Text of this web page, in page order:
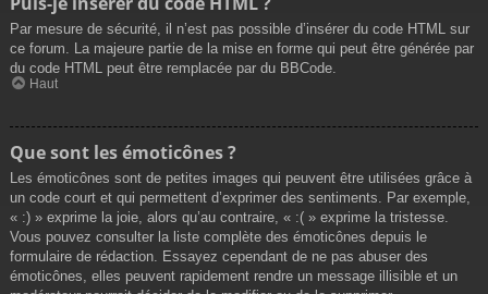
Par mesure de sécurité, il n’est pas possible d’insérer du code HTML sur
ce forum. La majeure partie de la mise en forme qui peut être générée par
du code HTML peut être remplacée par du BBCode.
Haut
Que sont les émoticônes ?
Les émoticônes sont de petites images qui peuvent être utilisées grâce à
un code court et qui permettent d’exprimer des sentiments. Par exemple,
« :) » exprime la joie, alors qu’au contraire, « :( » exprime la tristesse.
Vous pouvez consulter la liste complète des émoticônes depuis le
formulaire de rédaction. Essayez cependant de ne pas abuser des
émoticônes, elles peuvent rapidement rendre un message illisible et un